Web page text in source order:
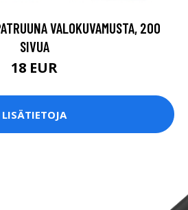
VALOKUVAMUSTA, 200
SIVUA
18 EUR
LISÄTIETOJA